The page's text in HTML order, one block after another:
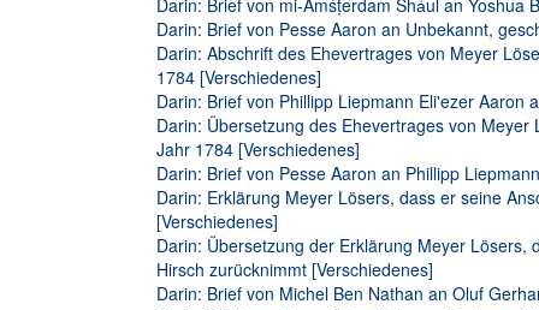
Darin: Brief von mi-Amśṭerdam Shẚul an
Darin: Brief von Pesse Aaron an Unbekannt,
Darin: Abschrift des Ehevertrages von Meyer
1784 [Verschiedenes]
Darin: Brief von Phillipp Liepmann Eli'ezer Aaron
Darin: Übersetzung des Ehevertrages von
Jahr 1784 [Verschiedenes]
Darin: Brief von Pesse Aaron an Phillipp
Darin: Erklärung Meyer Lösers, dass er seine
[Verschiedenes]
Darin: Übersetzung der Erklärung Meyer
Hirsch zurücknimmt [Verschiedenes]
Darin: Brief von Michel Ben Nathan an Oluf